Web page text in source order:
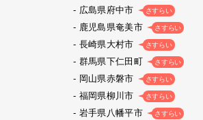
広島県府中市 さすらい
鹿児島県奄美市 さすらい
長崎県大村市 さすらい
群馬県下仁田町 さすらい
岡山県赤磐市 さすらい
福岡県柳川市 さすらい
岩手県八幡平市 さすらい